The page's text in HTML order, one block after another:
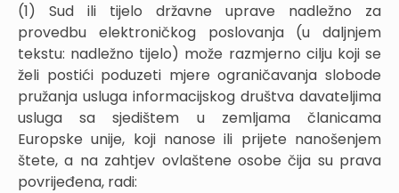
(1) Sud ili tijelo državne uprave nadležno za
provedbu elektroničkog poslovanja (u daljnjem
tekstu: nadležno tijelo) može razmjerno cilju koji se
želi postići poduzeti mjere ograničavanja slobode
pružanja usluga informacijskog društva davateljima
usluga sa sjedištem u zemljama članicama
Europske unije, koji nanose ili prijete nanošenjem
štete, a na zahtjev ovlaštene osobe čija su prava
povrijeđena, radi: